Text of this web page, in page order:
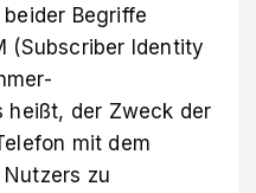
Begriffe
(Subscriber Identity
heißt, der Zweck der
mit dem
zu